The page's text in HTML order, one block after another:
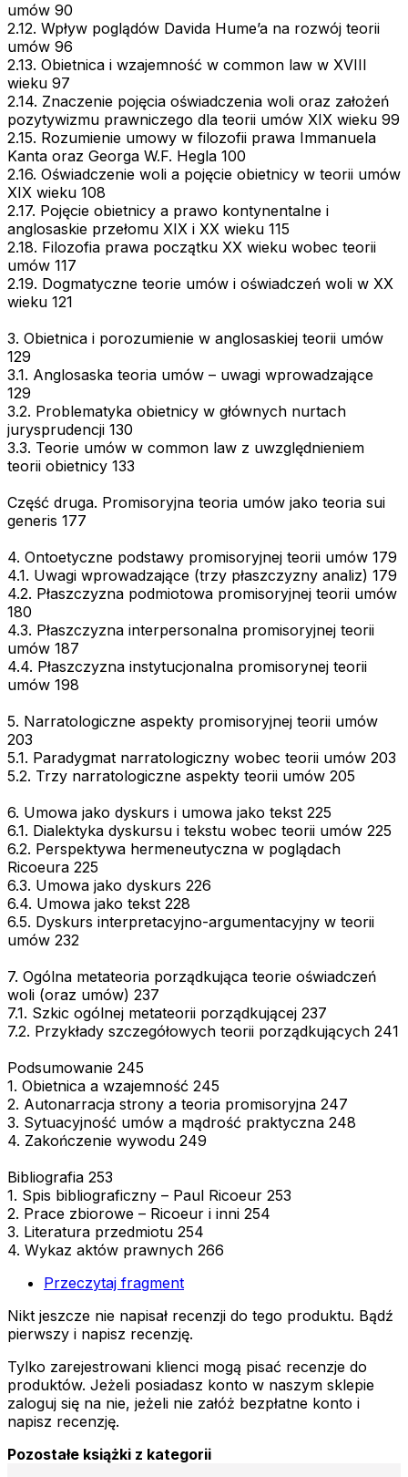
umów 90
2.12. Wpływ poglądów Davida Hume’a na rozwój teorii
umów 96
2.13. Obietnica i wzajemność w common law w XVIII
wieku 97
2.14. Znaczenie pojęcia oświadczenia woli oraz założeń
pozytywizmu prawniczego dla teorii umów XIX wieku 99
2.15. Rozumienie umowy w filozofii prawa Immanuela
Kanta oraz Georga W.F. Hegla 100
2.16. Oświadczenie woli a pojęcie obietnicy w teorii umów
XIX wieku 108
2.17. Pojęcie obietnicy a prawo kontynentalne i
anglosaskie przełomu XIX i XX wieku 115
2.18. Filozofia prawa początku XX wieku wobec teorii
umów 117
2.19. Dogmatyczne teorie umów i oświadczeń woli w XX
wieku 121
3. Obietnica i porozumienie w anglosaskiej teorii umów
129
3.1. Anglosaska teoria umów – uwagi wprowadzające
129
3.2. Problematyka obietnicy w głównych nurtach
jurysprudencji 130
3.3. Teorie umów w common law z uwzględnieniem
teorii obietnicy 133
Część druga. Promisoryjna teoria umów jako teoria sui
generis 177
4. Ontoetyczne podstawy promisoryjnej teorii umów 179
4.1. Uwagi wprowadzające (trzy płaszczyzny analiz) 179
4.2. Płaszczyzna podmiotowa promisoryjnej teorii umów
180
4.3. Płaszczyzna interpersonalna promisoryjnej teorii
umów 187
4.4. Płaszczyzna instytucjonalna promisorynej teorii
umów 198
5. Narratologiczne aspekty promisoryjnej teorii umów
203
5.1. Paradygmat narratologiczny wobec teorii umów 203
5.2. Trzy narratologiczne aspekty teorii umów 205
6. Umowa jako dyskurs i umowa jako tekst 225
6.1. Dialektyka dyskursu i tekstu wobec teorii umów 225
6.2. Perspektywa hermeneutyczna w poglądach
Ricoeura 225
6.3. Umowa jako dyskurs 226
6.4. Umowa jako tekst 228
6.5. Dyskurs interpretacyjno-argumentacyjny w teorii
umów 232
7. Ogólna metateoria porządkująca teorie oświadczeń
woli (oraz umów) 237
7.1. Szkic ogólnej metateorii porządkującej 237
7.2. Przykłady szczegółowych teorii porządkujących 241
Podsumowanie 245
1. Obietnica a wzajemność 245
2. Autonarracja strony a teoria promisoryjna 247
3. Sytuacyjność umów a mądrość praktyczna 248
4. Zakończenie wywodu 249
Bibliografia 253
1. Spis bibliograficzny – Paul Ricoeur 253
2. Prace zbiorowe – Ricoeur i inni 254
3. Literatura przedmiotu 254
4. Wykaz aktów prawnych 266
Przeczytaj fragment
Nikt jeszcze nie napisał recenzji do tego produktu. Bądź
pierwszy i napisz recenzję.
Tylko zarejestrowani klienci mogą pisać recenzje do
produktów. Jeżeli posiadasz konto w naszym sklepie
zaloguj się na nie, jeżeli nie załóż bezpłatne konto i
napisz recenzję.
Pozostałe książki z kategorii